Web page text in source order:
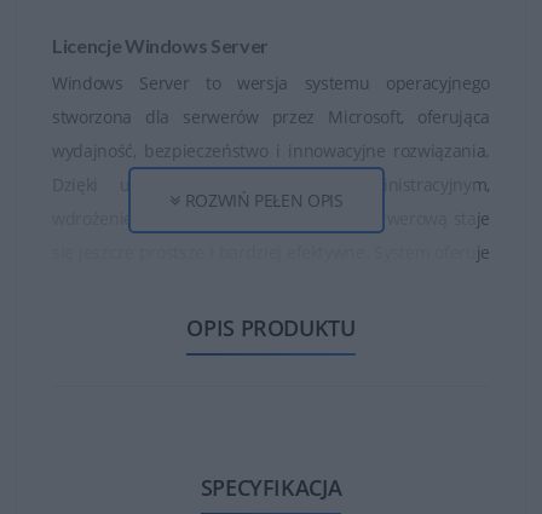
Licencje Windows Server
Windows Server to wersja systemu operacyjnego
stworzona dla serwerów przez Microsoft, oferująca
wydajność, bezpieczeństwo i innowacyjne rozwiązania.
Dzięki ulepszonym narzędziom administracyjnym,
wdrożenie i zarządzanie infrastrukturą serwerową staje
się jeszcze prostsze i bardziej efektywne. System oferuje
wsparcie dla kontenerów, których można używać
zarówno w chmurze, jak i na lokalnych serwerach, oraz
atakami zero-day, zarządzanie zabezpieczeniami w
ROZWIŃ PEŁEN OPIS
OPIS PRODUKTU
SPECYFIKACJA